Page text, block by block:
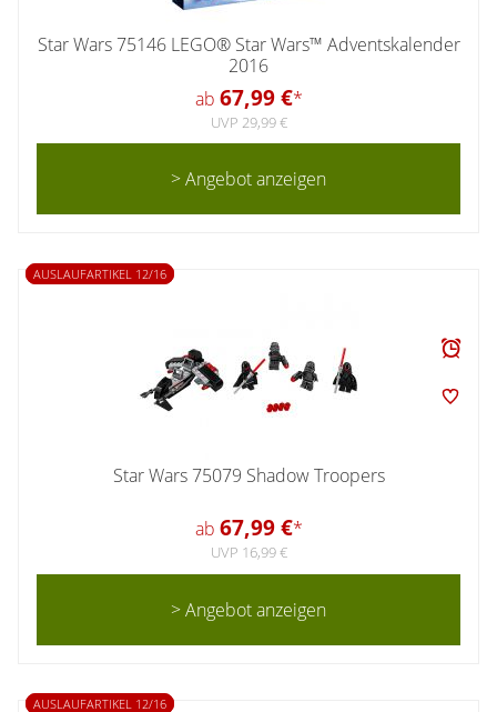
Star Wars 75146 LEGO® Star Wars™ Adventskalender
2016
ab 67,99 €*
UVP 29,99 €
> Angebot anzeigen
AUSLAUFARTIKEL 12/16
Star Wars 75079 Shadow Troopers
ab 67,99 €*
UVP 16,99 €
> Angebot anzeigen
AUSLAUFARTIKEL 12/16